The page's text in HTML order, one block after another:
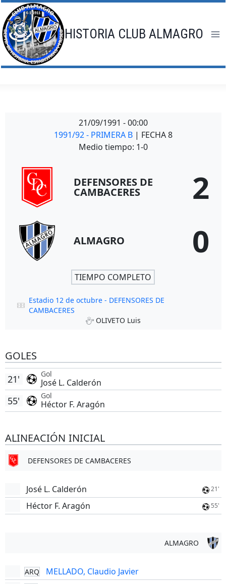
Saltar
al
contenido
HISTORIA CLUB ALMAGRO
21/09/1991 - 00:00
1991/92 - PRIMERA B | FECHA 8
Medio tiempo: 1-0
DEFENSORES DE
CAMBACERES 2
ALMAGRO 0
TIEMPO COMPLETO
Estadio 12 de octubre - DEFENSORES DE
CAMBACERES
OLIVETO Luis
GOLES
Gol
José L. Calderón
21'
Gol
Héctor F. Aragón
55'
ALINEACIÓN INICIAL
DEFENSORES DE CAMBACERES
José L. Calderón 21'
Héctor F. Aragón 55'
ALMAGRO
ARQ MELLADO, Claudio Javier